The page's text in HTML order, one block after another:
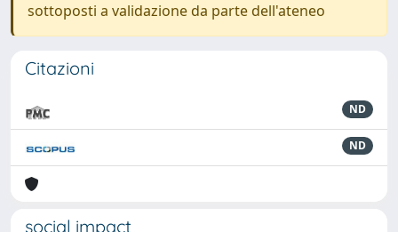
sottoposti a validazione da parte dell'ateneo
Citazioni
ND
ND
social impact